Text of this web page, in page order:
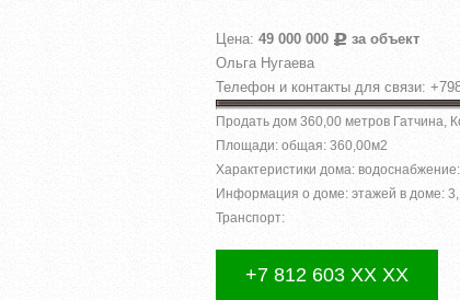
Цена: 49 000 000 Р за объект
Ольга Нугаева
Телефон и контакты для связи:
Продать дом 360,00 метров Гатчина,
Площади: общая: 360,00м2
Характеристики дома:
Информация о доме: этажей в доме:
Транспорт:
+7 812 603 XX XX